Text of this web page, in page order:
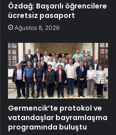
Özdağ: Başarılı öğrencilere
ücretsiz pasaport
Ağustos 8, 2026
Germencik’te protokol ve
vatandaşlar bayramlaşma
programında buluştu